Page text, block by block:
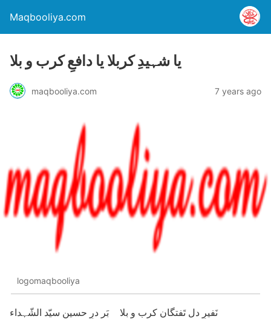
Maqbooliya.com
یا شہیدِ کربلا یا دافعِ کرب و بلا
maqbooliya.com 7 years ago
logomaqbooliya
نَفیرِ دل تَفتگان کرب و بلا بَر درِ حسین سیّد الشّہداء